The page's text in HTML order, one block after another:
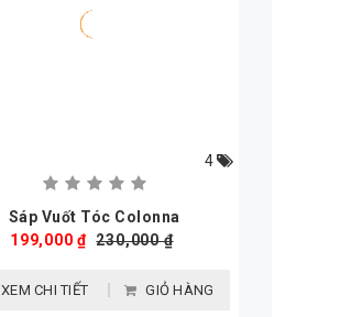
Sáp Vuốt Tóc Colonna
199,000 ₫ 230,000 ₫
4
XEM CHI TIẾT GIỎ HÀNG